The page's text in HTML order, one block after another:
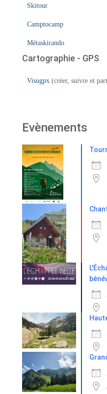
Skitour
Camptocamp
Métaskirando
Cartographie - GPS
Visugpx (créer, suivre et
Evènements